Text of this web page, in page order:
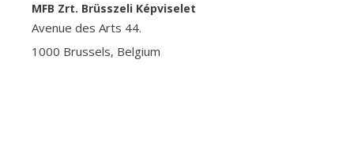
MFB Zrt. Brüsszeli Képviselet
Avenue des Arts 44.
1000 Brussels, Belgium